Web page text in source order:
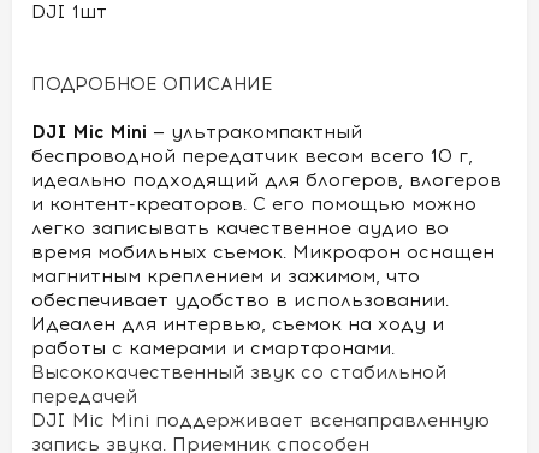
DJI 1шт
ПОДРОБНОЕ ОПИСАНИЕ
DJI Mic Mini — ультракомпактный
беспроводной передатчик весом всего 10 г,
идеально подходящий для блогеров, влогеров
и контент-креаторов. С его помощью можно
легко записывать качественное аудио во
время мобильных съемок. Микрофон оснащен
магнитным креплением и зажимом, что
обеспечивает удобство в использовании.
Идеален для интервью, съемок на ходу и
работы с камерами и смартфонами.
Высококачественный звук со стабильной
передачей
DJI Mic Mini поддерживает всенаправленную
запись звука. Приемник способен